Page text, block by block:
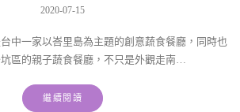
2020-07-15
中一家以峇里島為主題的創意蔬食餐廳，同時也
區的親子蔬食餐廳，不只是外觀走南…
繼續閱讀